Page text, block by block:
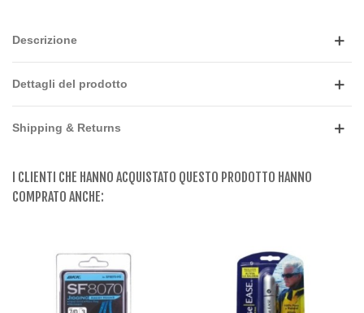
Descrizione
Dettagli del prodotto
Shipping & Returns
I CLIENTI CHE HANNO ACQUISTATO QUESTO PRODOTTO HANNO
COMPRATO ANCHE: